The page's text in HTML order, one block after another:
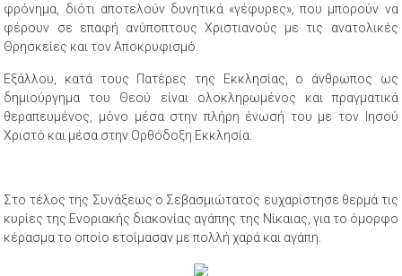
φρόνημα, διότι αποτελούν δυνητικά «γέφυρες», που μπορούν να
φέρουν σε επαφή ανύποπτους Χριστιανούς με τις ανατολικές
Θρησκείες και τον Αποκρυφισμό.
Εξάλλου, κατά τους Πατέρες της Εκκλησίας, ο άνθρωπος ως
δημιούργημα του Θεού είναι ολοκληρωμένος και πραγματικά
θεραπευμένος, μόνο μέσα στην πλήρη ένωσή του με τον Ιησού
Χριστό και μέσα στην Ορθόδοξη Εκκλησία.
Στο τέλος της Συνάξεως ο Σεβασμιώτατος ευχαρίστησε θερμά τις
κυρίες της Ενοριακής διακονίας αγάπης της Νίκαιας, για το όμορφο
κέρασμα το οποίο ετοίμασαν με πολλή χαρά και αγάπη.